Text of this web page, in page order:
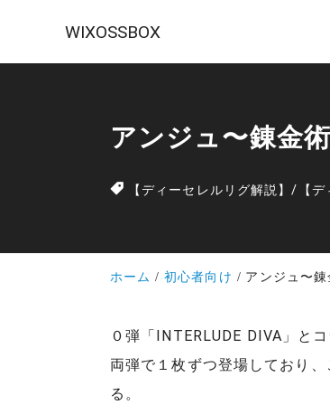
WIXOSSBOX
アンジュ〜錬金
【ディーセレルリグ解説】/ 【
ホーム 初心者向け アンジュ〜錬
０弾「INTERLUDE DIVA」と
両弾で１枚ずつ登場しており
る。